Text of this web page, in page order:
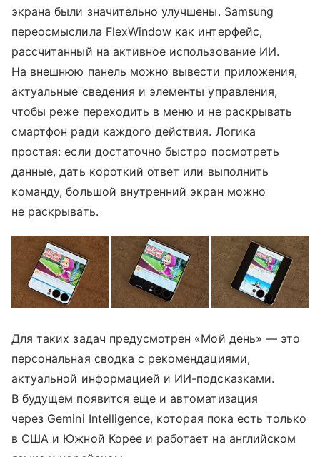
экрана были значительно улучшены. Samsung
переосмыслила FlexWindow как интерфейс,
рассчитанный на активное использование ИИ.
На внешнюю панель можно вывести приложения,
актуальные сведения и элементы управления,
чтобы реже переходить в меню и не раскрывать
смартфон ради каждого действия. Логика
простая: если достаточно быстро посмотреть
данные, дать короткий ответ или выполнить
команду, большой внутренний экран можно
не раскрывать.
Для таких задач предусмотрен «Мой день» — это
персональная сводка с рекомендациями,
актуальной информацией и ИИ-подсказками.
В будущем появится еще и автоматизация
через Gemini Intelligence, которая пока есть только
в США и Южной Корее и работает на английском